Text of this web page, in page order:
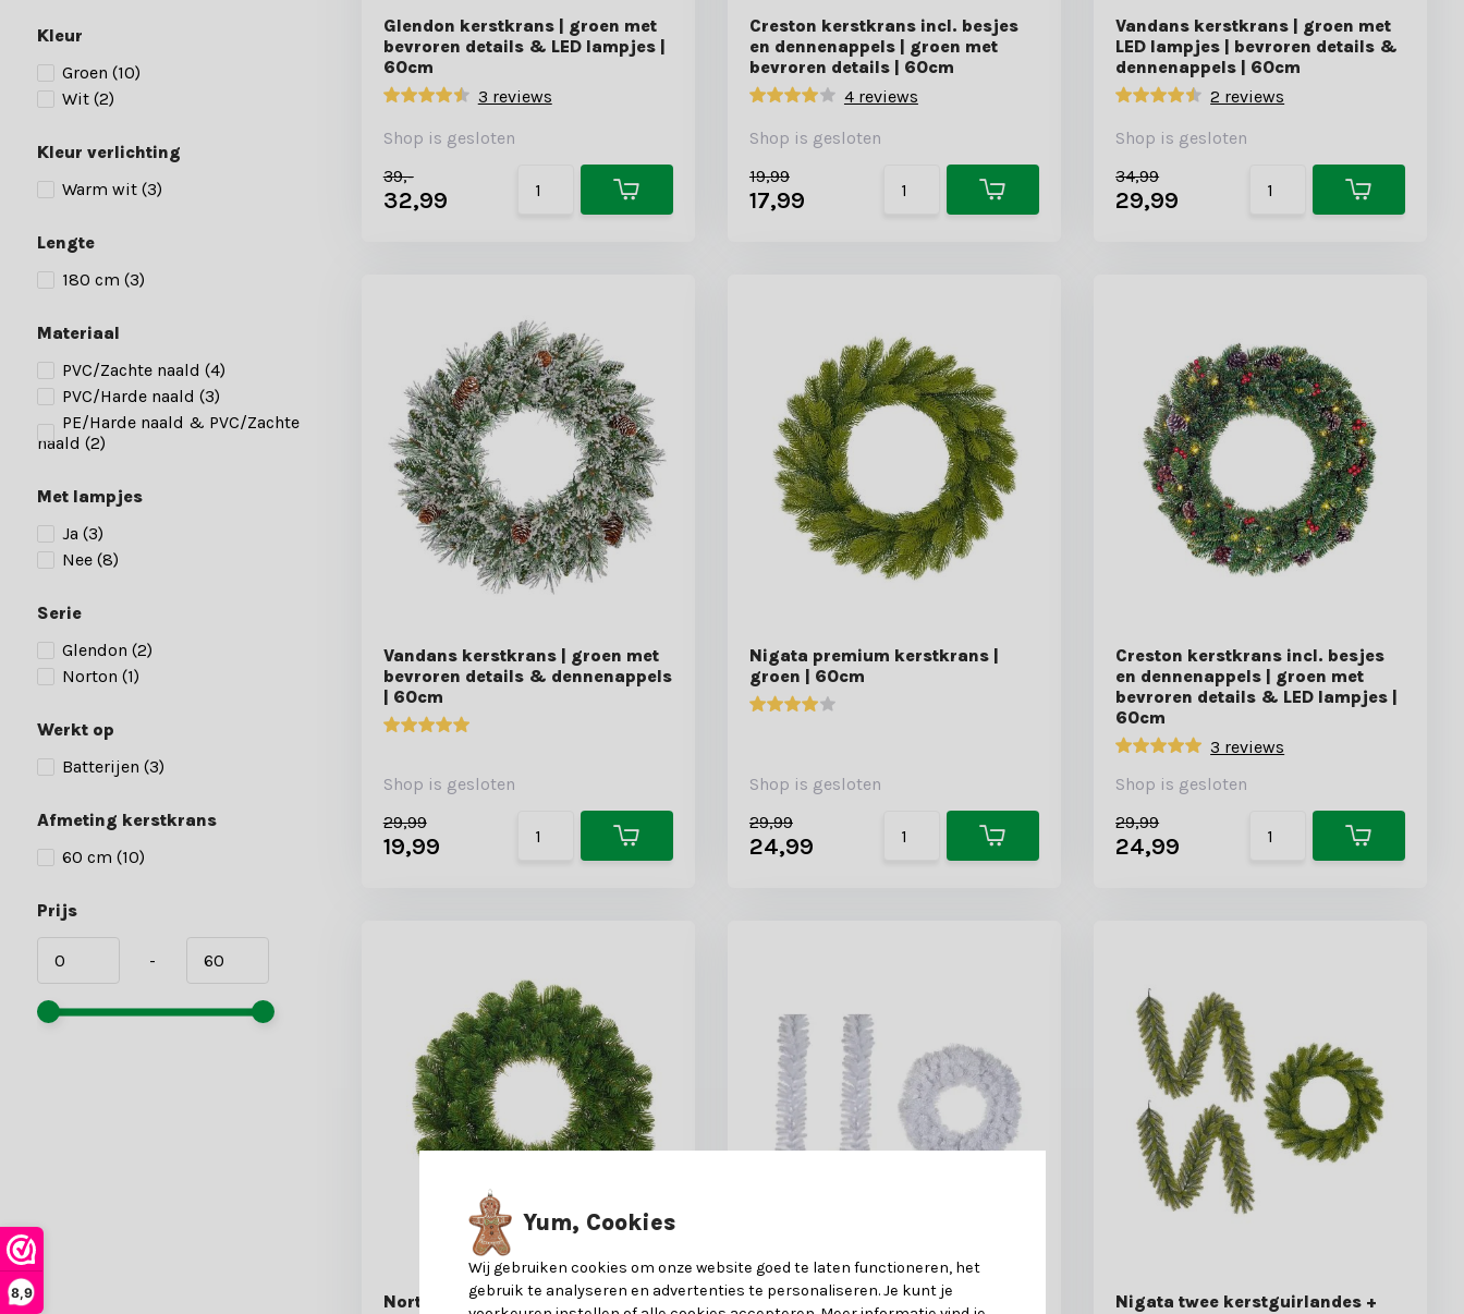
8,9
Kleur
Groen (10)
Wit (2)
Kleur verlichting
Warm wit (3)
Lengte
180 cm (3)
Materiaal
PVC/Zachte naald (4)
PVC/Harde naald (3)
PE/Harde naald & PVC/Zachte
naald (2)
Met lampjes
Ja (3)
Nee (8)
Serie
Glendon (2)
Norton (1)
Werkt op
Batterijen (3)
Afmeting kerstkrans
60 cm (10)
Prijs
-
Glendon kerstkrans | groen met
bevroren details & LED lampjes |
60cm
3 reviews
Shop is gesloten
39,-
32,99
Creston kerstkrans incl. besjes
en dennenappels | groen met
bevroren details | 60cm
4 reviews
Shop is gesloten
19,99
17,99
Vandans kerstkrans | groen met
LED lampjes | bevroren details &
dennenappels | 60cm
2 reviews
Shop is gesloten
34,99
29,99
Vandans kerstkrans | groen met
bevroren details & dennenappels
| 60cm
Shop is gesloten
29,99
19,99
Nigata premium kerstkrans |
groen | 60cm
Shop is gesloten
29,99
24,99
Creston kerstkrans incl. besjes
en dennenappels | groen met
bevroren details & LED lampjes |
60cm
3 reviews
Shop is gesloten
29,99
24,99
Norton kerstkrans | groen | 60cm
Icelandic twee kerstguirlandes +
Nigata twee kerstguirlandes +
Yum, Cookies
Wij gebruiken cookies om onze website goed te laten functioneren, het
gebruik te analyseren en advertenties te personaliseren. Je kunt je